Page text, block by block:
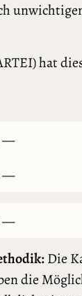
hat
—
—
—
Die
die